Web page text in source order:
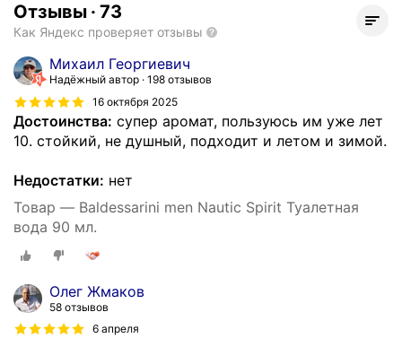
Отзывы · 73
Как Яндекс проверяет отзывы
Михаил Георгиевич
Надёжный автор 198 отзывов
16 октября 2025
Достоинства: супер аромат, пользуюсь им уже лет
10. стойкий, не душный, подходит и летом и зимой.
Недостатки: нет
Товар — Baldessarini men Nautic Spirit Туалетная
вода 90 мл.
Олег Жмаков
58 отзывов
6 апреля